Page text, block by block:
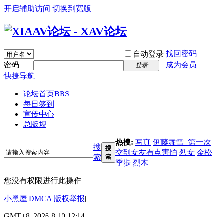
开启辅助访问 切换到宽版
自动登录 找回密码
密码
登录
成为会员
快捷导航
论坛首页BBS
每日签到
宣传中心
总版规
搜
索
搜
索
热搜: 写真 伊藤舞雪+第一次
交到女友有点害怕 烈女 金松
季歩 烈木
您没有权限进行此操作
小黑屋|DMCA 版权举报|